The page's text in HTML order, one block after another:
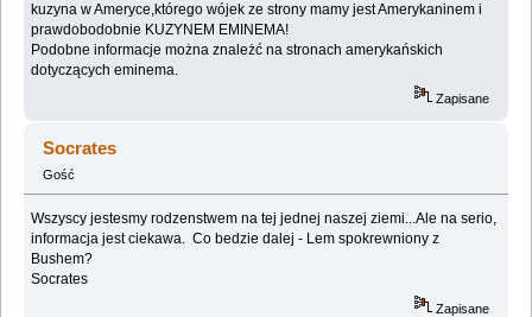
kuzyna w Ameryce,którego wójek ze strony mamy jest Amerykaninem i
prawdobodobnie KUZYNEM EMINEMA!
Podobne informacje można znależć na stronach amerykańskich
dotyczących eminema.
Zapisane
Socrates
Gość
Wszyscy jestesmy rodzenstwem na tej jednej naszej ziemi...Ale na serio,
informacja jest ciekawa. Co bedzie dalej - Lem spokrewniony z
Bushem?
Socrates
Zapisane